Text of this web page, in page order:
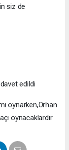
siz de
edildi
oynarken,Orhan
oynacaklardır